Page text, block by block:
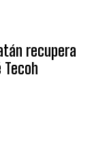
recupera